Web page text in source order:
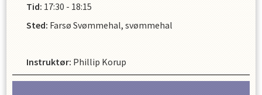
Tid: 17:30 - 18:15
Sted: Farsø Svømmehal, svømmehal
Instruktør: Phillip Korup